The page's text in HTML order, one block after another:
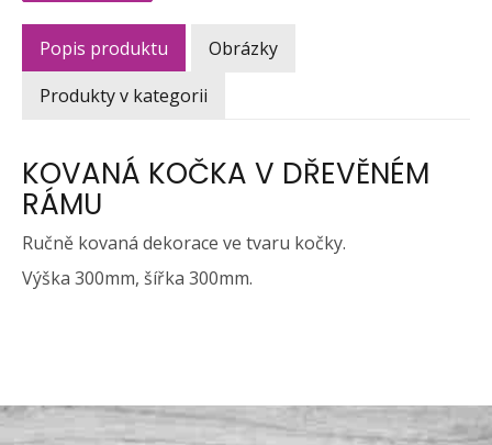
Popis produktu
Obrázky
Produkty v kategorii
KOVANÁ KOČKA V DŘEVĚNÉM
RÁMU
Ručně kovaná dekorace ve tvaru kočky.
Výška 300mm, šířka 300mm.